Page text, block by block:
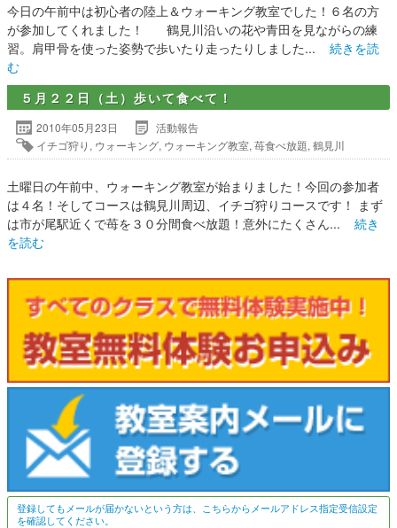
今日の午前中は初心者の陸上＆ウォーキング教室でした！６名の方
が参加してくれました！ 鶴見川沿いの花や青田を見ながらの練
習。肩甲骨を使った姿勢で歩いたり走ったりしました... 続きを読
む
５月２２日（土）歩いて食べて！
2010年05月23日
活動報告
イチゴ狩り , ウォーキング, ウォーキング教室, 苺食べ放題, 鶴見川
土曜日の午前中、ウォーキング教室が始まりました！今回の参加者
は４名！そしてコースは鶴見川周辺、イチゴ狩りコースです！ まず
は市が尾駅近くで苺を３０分間食べ放題！意外にたくさん... 続き
を読む
登録してもメールが届かないという方は、こちらからメールアドレス指定受信設定
を確認してください。